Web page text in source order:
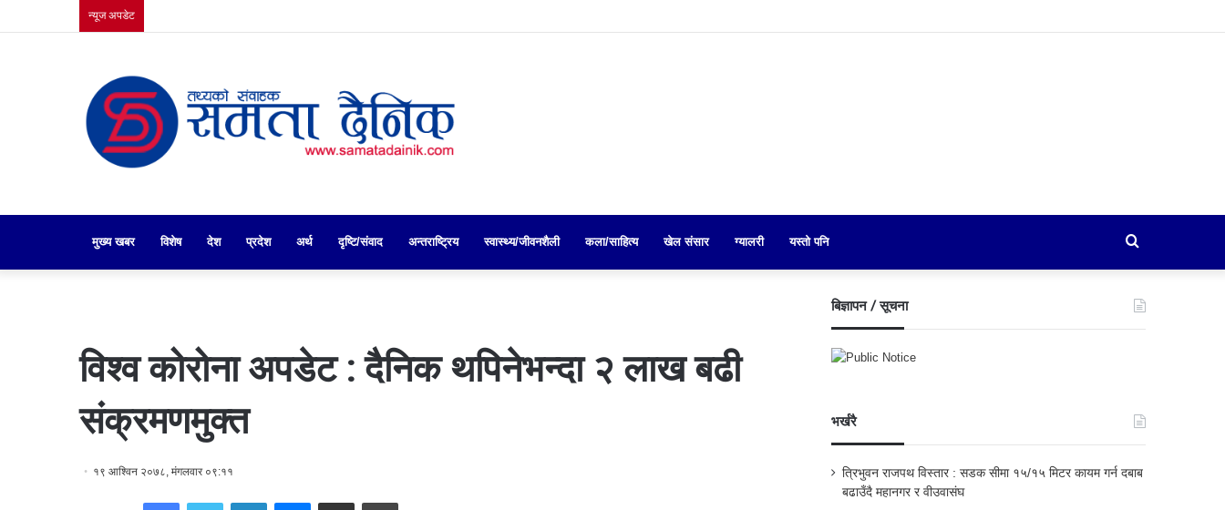
न्यूज अपडेट
गृहपृष्ठ
मुख्य खबर विशेष देश प्रदेश अर्थ दृष्टि/संवाद अन्तराष्ट्रिय स्वास्थ्य/जीवनशैली कला/साहित्य खेल संसार ग्यालरी यस्तो पनि
for
विश्व कोरोना अपडेट : दैनिक थपिनेभन्दा २ लाख बढी
संक्रमणमुक्त
१९ आश्विन २०७८, मंगलवार ०९:११
बिज्ञापन / सूचना
भर्खरै
त्रिभुवन राजपथ विस्तार : सडक सीमा १५/१५ मिटर कायम गर्न दबाब
बढाउँदै महानगर र वीउवासंघ